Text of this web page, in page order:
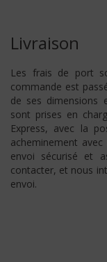
Livraison
Les frais de port
commande est
de ses dimensions
sont prises en
Express, avec la
acheminement
envoi sécurisé et
contacter, et nous
envoi.